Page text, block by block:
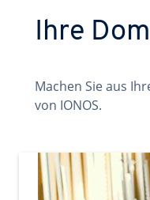
Ihre
Machen Sie aus
von IONOS.